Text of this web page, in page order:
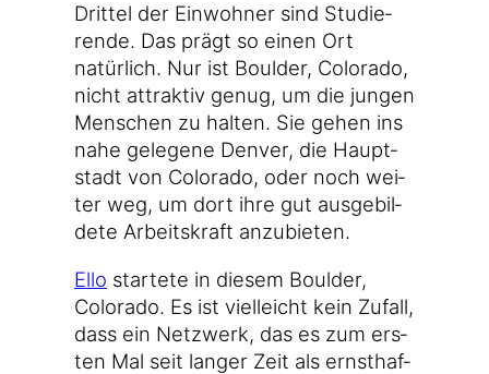
Drit­tel der Ein­woh­ner sind Stu­die­
ren­de. Das prägt so einen Ort
natür­lich. Nur ist Bould­er, Colo­ra­do,
nicht attrak­tiv genug, um die jun­gen
Men­schen zu hal­ten. Sie gehen ins
nahe gele­ge­ne Den­ver, die Haupt­
stadt von Colo­ra­do, oder noch wei­
ter weg, um dort ihre gut aus­ge­bil­
de­te Arbeits­kraft anzubieten.
Ello star­te­te in die­sem Bould­er,
Colo­ra­do. Es ist viel­leicht kein Zufall,
dass ein Netz­werk, das es zum ers­
ten Mal seit lan­ger Zeit als ernst­haf­